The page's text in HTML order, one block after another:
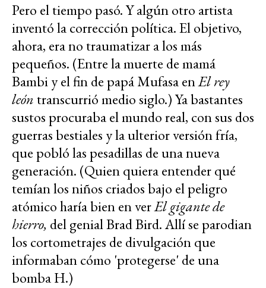
Pero el tiempo pasó. Y algún otro artista
inventó la corrección política. El objetivo,
ahora, era no traumatizar a los más
pequeños. (Entre la muerte de mamá
Bambi y el fin de papá Mufasa enEl rey
león transcurrió medio siglo.) Ya bastantes
sustos procuraba el mundo real, con sus dos
guerras bestiales y la ulterior versión fría,
que pobló las pesadillas de una nueva
generación. (Quien quiera entender qué
temían los niños criados bajo el peligro
atómico haría bien en verEl gigante de
hierro, del genial Brad Bird. Allí se parodian
los cortometrajes de divulgación que
informaban cómo 'protegerse' de una
bomba H.)